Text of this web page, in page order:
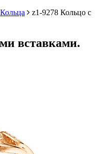
Кольца
z1-9278 Кольцо с
вставками.